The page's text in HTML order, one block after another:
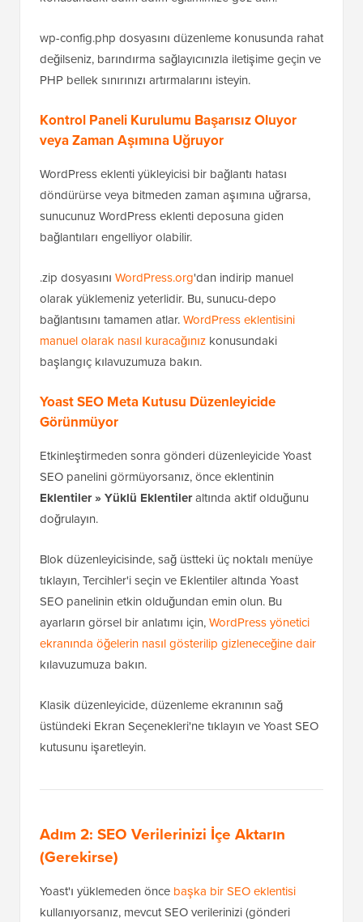
wp-config.php dosyasını düzenleme konusunda rahat
değilseniz, barındırma sağlayıcınızla iletişime geçin ve
PHP bellek sınırınızı artırmalarını isteyin.
Kontrol Paneli Kurulumu Başarısız Oluyor
veya Zaman Aşımına Uğruyor
WordPress eklenti yükleyicisi bir bağlantı hatası
döndürürse veya bitmeden zaman aşımına uğrarsa,
sunucunuz WordPress eklenti deposuna giden
bağlantıları engelliyor olabilir.
.zip dosyasını WordPress.org'dan indirip manuel
olarak yüklemeniz yeterlidir. Bu, sunucu-depo
bağlantısını tamamen atlar.WordPress eklentisini
manuel olarak nasıl kuracağınız konusundaki
başlangıç kılavuzumuza bakın.
Yoast SEO Meta Kutusu Düzenleyicide
Görünmüyor
Etkinleştirmeden sonra gönderi düzenleyicide Yoast
SEO panelini görmüyorsanız, önce eklentinin
Eklentiler » Yüklü Eklentileraltında aktif olduğunu
doğrulayın.
Blok düzenleyicisinde, sağ üstteki üç noktalı menüye
tıklayın, Tercihler'i seçin ve Eklentiler altında Yoast
SEO panelinin etkin olduğundan emin olun. Bu
ayarların görsel bir anlatımı için,WordPress yönetici
ekranında öğelerin nasıl gösterilip gizleneceğine dair
kılavuzumuza bakın.
Klasik düzenleyicide, düzenleme ekranının sağ
üstündeki Ekran Seçenekleri'ne tıklayın ve Yoast SEO
kutusunu işaretleyin.
Adım 2: SEO Verilerinizi İçe Aktarın
(Gerekirse)
Yoast'ı yüklemeden önce başka bir SEO eklentisi
kullanıyorsanız, mevcut SEO verilerinizi (gönderi